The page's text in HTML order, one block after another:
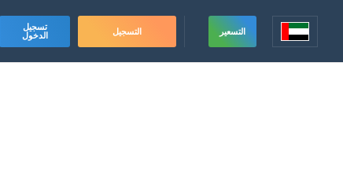
تسجيل
الدخول
التسجيل التسعير